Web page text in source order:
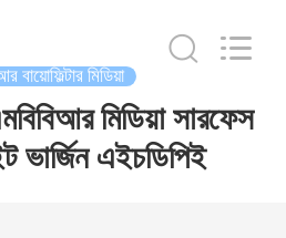
বায়োফিল্টার মিডিয়া
মিডিয়া সারফেস
ভার্জিন এইচডিপিই